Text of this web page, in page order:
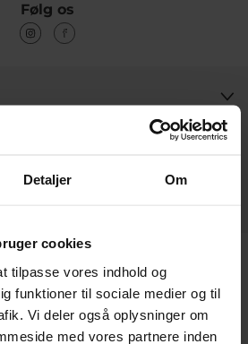
Detaljer Om
cookies
tilpasse vores indhold og
funktioner til sociale medier og til
Vi deler også oplysninger om
med vores partnere inden
Følg os